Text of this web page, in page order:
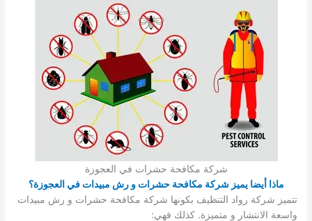
شركة مكافحة حشرات في العجوزة
ماذا أيضا يميز شركة مكافحة حشرات و رش مبيدات في العجوزة؟
تتميز شركة رواد التنظيف بكونها شركة مكافحة حشرات و رش مبيدات
واسعة الانتشار و متميزة. كذلك فهي: